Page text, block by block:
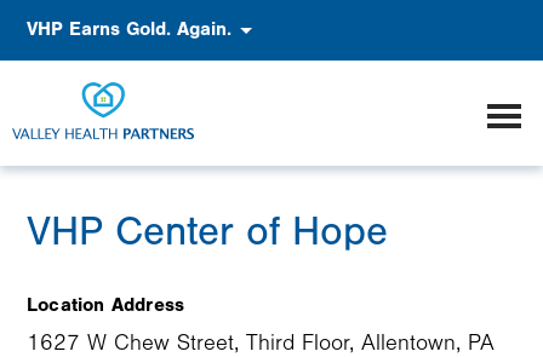
VHP Earns Gold. Again.
VHP Center of Hope
Location Address
1627 W Chew Street, Third Floor, Allentown, PA